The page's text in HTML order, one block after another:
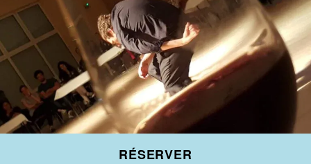
RÉSERVER